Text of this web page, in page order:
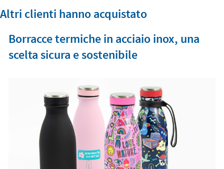
Altri clienti hanno acquistato
Borracce termiche in acciaio inox, una
scelta sicura e sostenibile